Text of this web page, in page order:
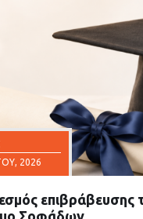
2026
επιβράβευσης